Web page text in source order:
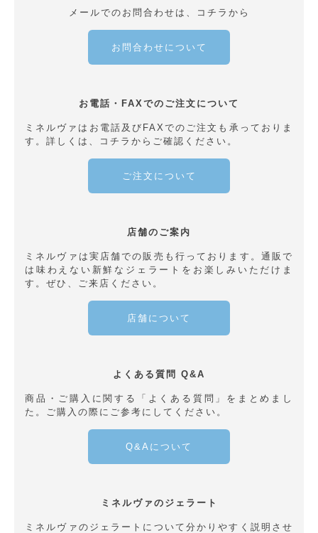
メールでのお問合わせは、コチラから
お問合わせについて
お電話・FAXでのご注文について
ミネルヴァはお電話及びFAXでのご注文も承っておりま
す。詳しくは、コチラからご確認ください。
ご注文について
店舗のご案内
ミネルヴァは実店舗での販売も行っております。通販で
は味わえない新鮮なジェラートをお楽しみいただけま
す。ぜひ、ご来店ください。
店舗について
よくある質問 Q&A
商品・ご購入に関する「よくある質問」をまとめまし
た。ご購入の際にご参考にしてください。
Q&Aについて
ミネルヴァのジェラート
ミネルヴァのジェラートについて分かりやすく説明させ